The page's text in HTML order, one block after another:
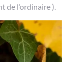
de l’ordinaire ).